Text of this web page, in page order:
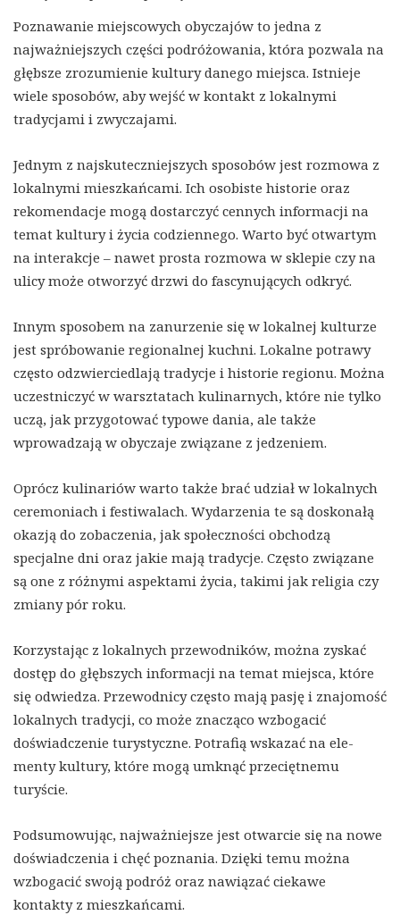
Poznawanie miejscowych obyczajów to jedna z
najważniejszych części podróżowania, która pozwala na
głębsze zrozumienie kultury danego miejsca. Istnieje
wiele sposobów, aby wejść w kontakt z lokalnymi
tradycjami i zwyczajami.
Jednym z najskuteczniejszych sposobów jest rozmowa z
lokalnymi mieszkańcami. Ich osobiste historie oraz
rekomendacje mogą dostarczyć cennych informacji na
temat kultury i życia codziennego. Warto być otwartym
na interakcje – nawet prosta rozmowa w sklepie czy na
ulicy może otworzyć drzwi do fascynujących odkryć.
Innym sposobem na zanurzenie się w lokalnej kulturze
jest spróbowanie regionalnej kuchni. Lokalne potrawy
często odzwierciedlają tradycje i historie regionu. Można
uczestniczyć w warsztatach kulinarnych, które nie tylko
uczą, jak przygotować typowe dania, ale także
wprowadzają w obyczaje związane z jedzeniem.
Oprócz kulinariów warto także brać udział w lokalnych
ceremoniach i festiwalach. Wydarzenia te są doskonałą
okazją do zobaczenia, jak społeczności obchodzą
specjalne dni oraz jakie mają tradycje. Często związane
są one z różnymi aspektami życia, takimi jak religia czy
zmiany pór roku.
Korzystając z lokalnych przewodników, można zyskać
dostęp do głębszych informacji na temat miejsca, które
się odwiedza. Przewodnicy często mają pasję i znajomość
lokalnych tradycji, co może znacząco wzbogacić
doświadczenie turystyczne. Potrafią wskazać na ele­
menty kultury, które mogą umknąć przeciętnemu
turyście.
Podsumowując, najważniejsze jest otwarcie się na nowe
doświadczenia i chęć poznania. Dzięki temu można
wzbogacić swoją podróż oraz nawiązać ciekawe
kontakty z mieszkańcami.